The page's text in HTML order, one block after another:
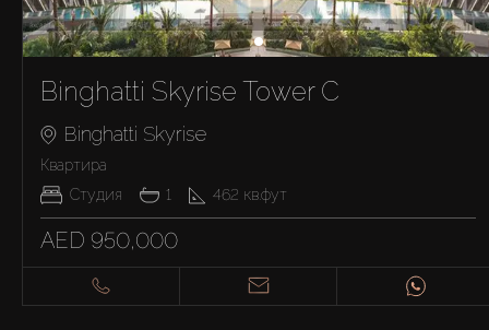
Binghatti Skyrise Tower C
Binghatti Skyrise
Квартира
Студия
1 462 кв.фут
AED 950,000